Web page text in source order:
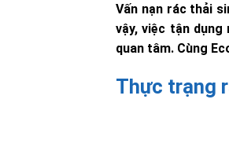
Vấn nạn rác thải
vậy, việc tận
quan tâm. Cùng
Thực trạng